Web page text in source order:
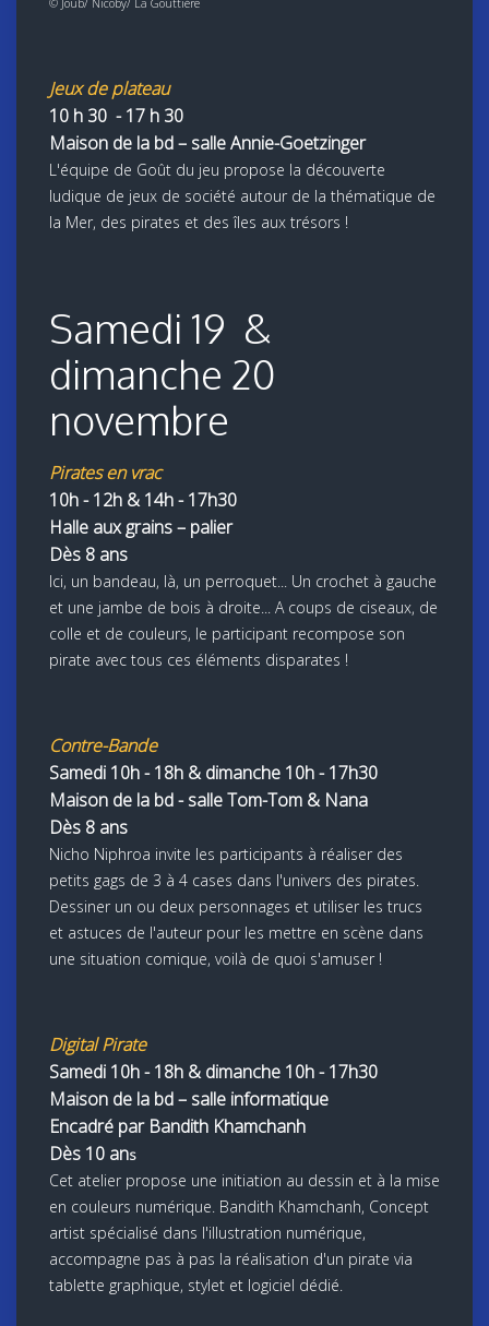
© Joub/ Nicoby/ La Gouttière
Jeux de plateau
10 h 30 - 17 h 30
Maison de la bd – salle Annie-Goetzinger
L'équipe de Goût du jeu propose la découverte
ludique de jeux de société autour de la thématique de
la Mer, des pirates et des îles aux trésors !
Samedi 19 &
dimanche 20
novembre
Pirates en vrac
10h - 12h & 14h - 17h30
Halle aux grains – palier
Dès 8 ans
Ici, un bandeau, là, un perroquet... Un crochet à gauche
et une jambe de bois à droite... A coups de ciseaux, de
colle et de couleurs, le participant recompose son
pirate avec tous ces éléments disparates !
Contre-Bande
Samedi 10h - 18h & dimanche 10h - 17h30
Maison de la bd - salle Tom-Tom & Nana
Dès 8 ans
Nicho Niphroa invite les participants à réaliser des
petits gags de 3 à 4 cases dans l'univers des pirates.
Dessiner un ou deux personnages et utiliser les trucs
et astuces de l'auteur pour les mettre en scène dans
une situation comique, voilà de quoi s'amuser !
Digital Pirate
Samedi 10h - 18h & dimanche 10h - 17h30
Maison de la bd – salle informatique
Encadré par Bandith Khamchanh
Dès 10 ans
Cet atelier propose une initiation au dessin et à la mise
en couleurs numérique. Bandith Khamchanh, Concept
artist spécialisé dans l'illustration numérique,
accompagne pas à pas la réalisation d'un pirate via
tablette graphique, stylet et logiciel dédié.